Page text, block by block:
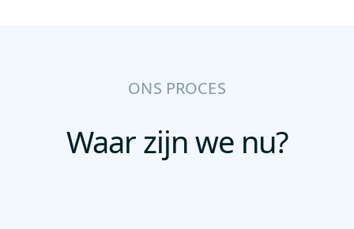
ONS PROCES
Waar zijn we nu?